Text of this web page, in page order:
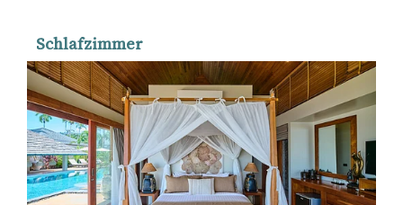
Schlafzimmer